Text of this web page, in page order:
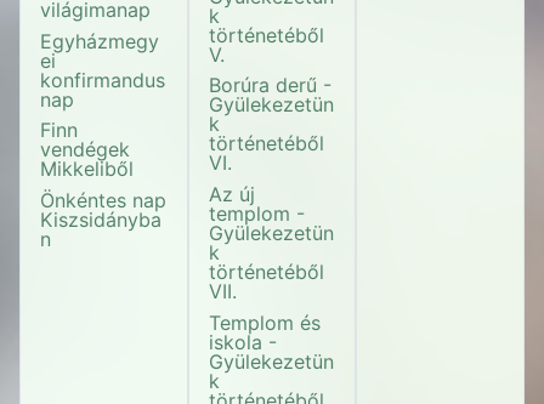
világimanap
Egyházmegy
ei
konfirmandus
nap
Finn
vendégek
Mikkeliből
Önkéntes nap
Kiszsidányba
n
k
történetéből
V.
Borúra derű -
Gyülekezetün
k
történetéből
VI.
Az új
templom -
Gyülekezetün
k
történetéből
VII.
Templom és
iskola -
Gyülekezetün
k